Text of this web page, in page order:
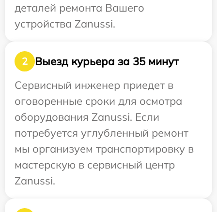
деталей ремонта Вашего
устройства Zanussi.
2
Выезд курьера за 35 минут
Сервисный инженер приедет в
оговоренные сроки для осмотра
оборудования Zanussi. Если
потребуется углубленный ремонт
мы организуем транспортировку в
мастерскую в сервисный центр
Zanussi.